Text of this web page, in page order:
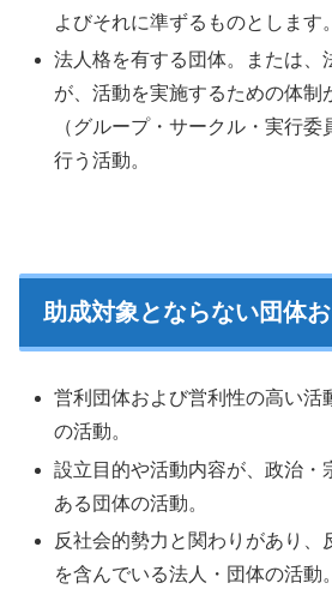
よびそれに準ずるものとします。
法人格を有する団体。または、
が、活動を実施するための体制
（グループ・サークル・実行
行う活動。
助成対象とならない団体
営利団体および営利性の高い活
の活動。
設立目的や活動内容が、政治・
ある団体の活動。
反社会的勢力と関わりがあり、
を含んでいる法人・団体の活動。